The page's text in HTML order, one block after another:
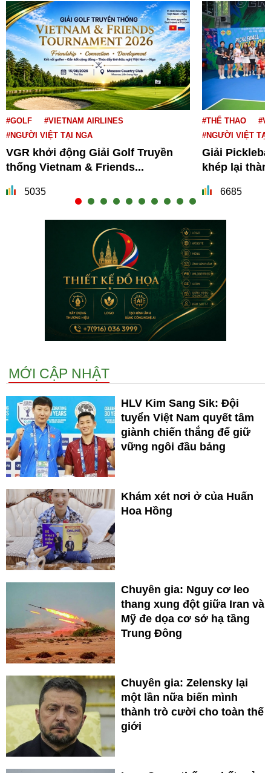
#GOLF
#VIETNAM AIRLINES
#NGƯỜI VIỆT TẠI NGA
VGR khởi động Giải Golf Truyền
thống Vietnam & Friends...
5035
#THỂ THAO
#NGƯỜI VIỆT TẠI
Giải
khép lại
6685
MỚI CẬP NHẬT
HLV Kim Sang Sik: Đội
tuyển Việt Nam quyết tâm
giành chiến thắng để giữ
vững ngôi đầu bảng
Khám xét nơi ở của Huấn
Hoa Hồng
Chuyên gia: Nguy cơ leo
thang xung đột giữa Iran và
Mỹ đe dọa cơ sở hạ tầng
Trung Đông
Chuyên gia: Zelensky lại
một lần nữa biến mình
thành trò cười cho toàn thế
giới